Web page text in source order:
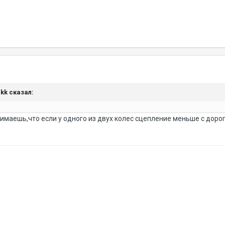
сказал:
если у одного из двух колес сцепление меньше с